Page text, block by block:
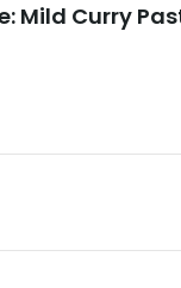
Mild Curry